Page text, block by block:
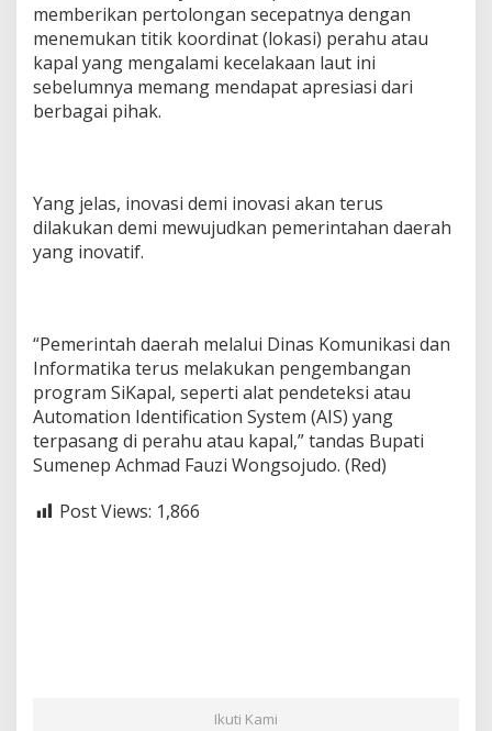
memberikan pertolongan secepatnya dengan
menemukan titik koordinat (lokasi) perahu atau
kapal yang mengalami kecelakaan laut ini
sebelumnya memang mendapat apresiasi dari
berbagai pihak.
Yang jelas, inovasi demi inovasi akan terus
dilakukan demi mewujudkan pemerintahan daerah
yang inovatif.
“Pemerintah daerah melalui Dinas Komunikasi dan
Informatika terus melakukan pengembangan
program SiKapal, seperti alat pendeteksi atau
Automation Identification System (AIS) yang
terpasang di perahu atau kapal,” tandas Bupati
Sumenep Achmad Fauzi Wongsojudo. (Red)
Post Views: 1,866
Ikuti Kami